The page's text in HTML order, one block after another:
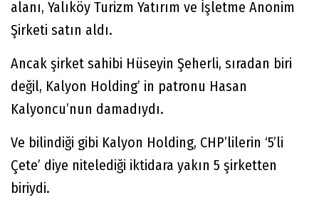
alanı, Yalıköy Turizm Yatırım ve İşletme Anonim
Şirketi satın aldı.
Ancak şirket sahibi Hüseyin Şeherli, sıradan biri
değil, Kalyon Holding’ in patronu Hasan
Kalyoncu’nun damadıydı.
Ve bilindiği gibi Kalyon Holding, CHP’lilerin ‘5’li
Çete’ diye nitelediği iktidara yakın 5 şirketten
biriydi.